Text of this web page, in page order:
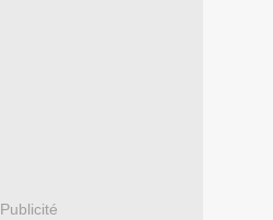
Publicité